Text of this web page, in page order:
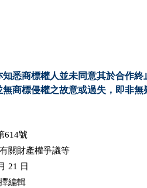
悉商標權人並未同意其於合作
商標侵權之故意或過失，即非無
614號
關財產權爭議等
21 日
編輯